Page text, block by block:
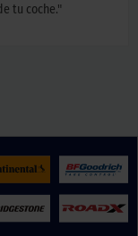
tu coche."